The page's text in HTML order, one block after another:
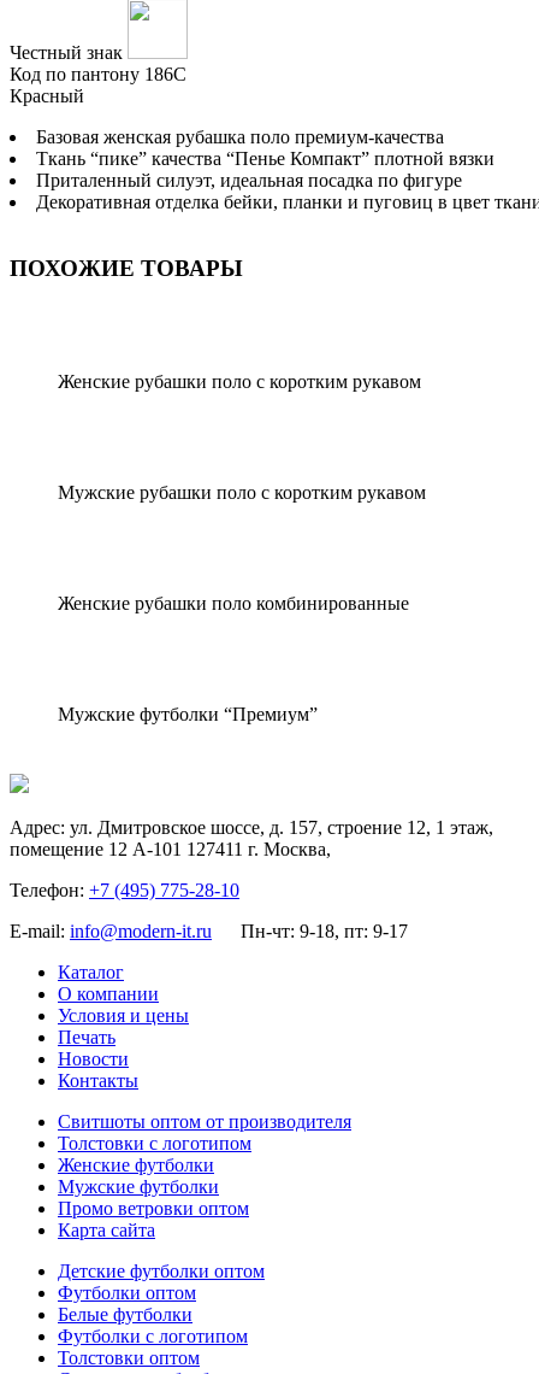
Честный знак
Код по пантону 186С
Красный
Базовая женская рубашка поло премиум-качества
Ткань “пике” качества “Пенье Компакт” плотной вязки
Приталенный силуэт, идеальная посадка по фигуре
Декоративная отделка бейки, планки и пуговиц в цвет
ПОХОЖИЕ ТОВАРЫ
Женские рубашки поло с коротким рукавом
Мужские рубашки поло с коротким рукавом
Женские рубашки поло комбинированные
Мужские футболки “Премиум”
Адрес: ул. Дмитровское шоссе, д. 157, строение 12, 1 этаж,
помещение 12 А-101 127411 г. Москва,
Телефон: +7 (495) 775-28-10
E-mail: info@modern-it.ru
Пн-чт: 9-18, пт: 9-17
Каталог
О компании
Условия и цены
Печать
Новости
Контакты
Свитшоты оптом от производителя
Толстовки с логотипом
Женские футболки
Мужские футболки
Промо ветровки оптом
Карта сайта
Детские футболки оптом
Футболки оптом
Белые футболки
Футболки с логотипом
Толстовки оптом